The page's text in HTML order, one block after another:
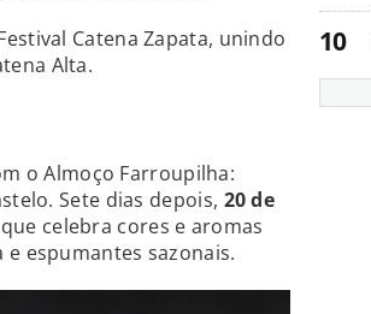
Catena Zapata, unindo
Alta.
o Almoço Farroupilha:
Sete dias depois, 20 de
celebra cores e aromas
espumantes sazonais.